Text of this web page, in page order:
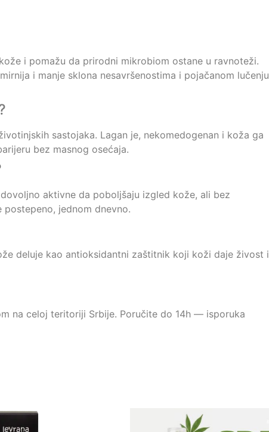
i pomažu da prirodni mikrobiom ostane u ravnoteži.
i manje sklona nesavršenostima i pojačanom lučenju
sastojaka. Lagan je, nekomedogenan i koža ga
bez masnog osećaja.
aktivne da poboljšaju izgled kože, ali bez
jednom dnevno.
deluje kao antioksidantni zaštitnik koji koži daje živost i
na celoj teritoriji Srbije. Poručite do 14h — isporuka